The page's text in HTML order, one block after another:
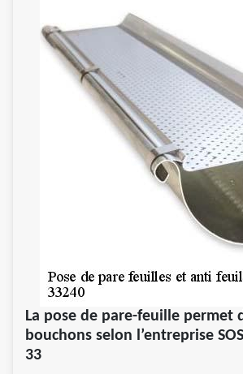
La pose de pare-feuille permet
bouchons selon l’entreprise
33